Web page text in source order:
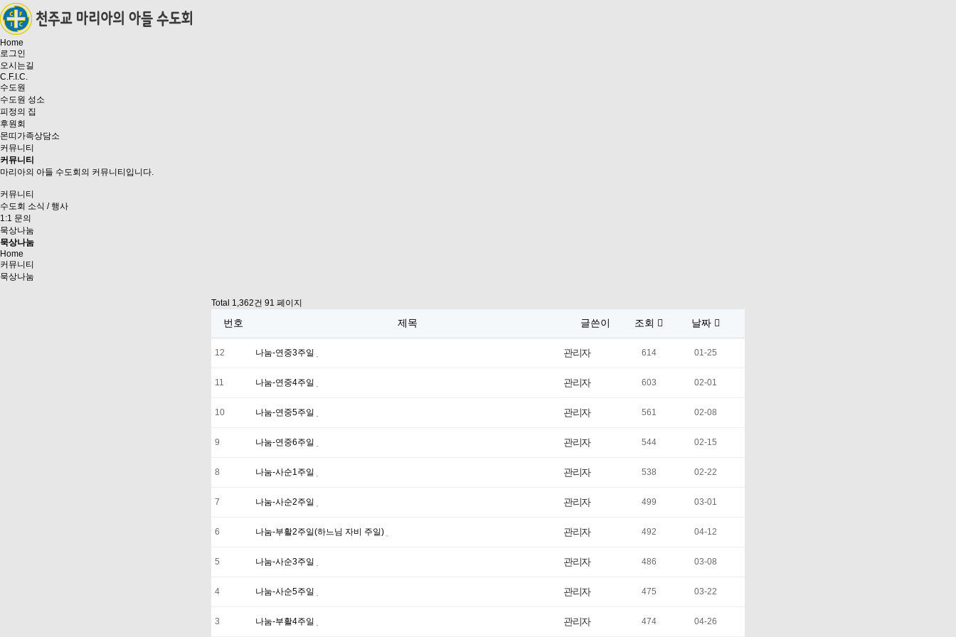
Home
로그인
오시는길
C.F.I.C.
수도원
수도원 성소
피정의 집
후원회
몬띠가족상담소
커뮤니티
커뮤니티
마리아의 아들 수도회의 커뮤니티입니다.
커뮤니티
수도회 소식 / 행사
1:1 문의
묵상나눔
묵상나눔
Home
커뮤니티
묵상나눔
Total 1,362건 91 페이지
번호 제목 글쓴이 조회 날짜
12 나눔-연중3주일 관리자 614 01-25
11 나눔-연중4주일 관리자 603 02-01
10 나눔-연중5주일 관리자 561 02-08
9 나눔-연중6주일 관리자 544 02-15
8 나눔-사순1주일 관리자 538 02-22
7 나눔-사순2주일 관리자 499 03-01
6 나눔-부활2주일(하느님 자비 주일) 관리자 492 04-12
5 나눔-사순3주일 관리자 486 03-08
4 나눔-사순5주일 관리자 475 03-22
3 나눔-부활4주일 관리자 474 04-26